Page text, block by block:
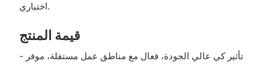
اختياري.
قيمة المنتج
- تأثير كي عالي الجودة، فعال مع مناطق عمل مستقلة، موفر